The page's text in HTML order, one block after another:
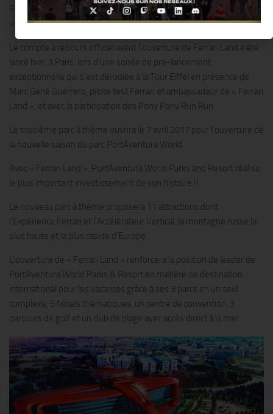
PortAventura World Parks & Resort a présenté hier soir son projet
« Ferrari Land ».
Le compte à rebours officiel avant l’ouverture de Ferrari Land a été
lancé hier, à Paris, lors d’une soirée de pré-lancement
exceptionnelle qui s’est déroulée à la Tour Eiffel en présence de
Marc Gené Guerrero, pilote test Ferrari et ambassadeur de « Ferrari
Land », et avec la participation des Pony Pony Run Run.
Le troisième parc à thème ouvrira le 7 avril 2017 pour l’ouverture de
la nouvelle saison du parc PortAventura World.
Avec « Ferrari Land », PortAventura World Parks and Resort réalise
le plus important investissement de son histoire !!
Le nouveau parc à thème proposera 11 attractions dont
l’Expérience Ferrari et l’Accélérateur Vertical, la montagne russe la
plus haute et la plus rapide d’Europe.
L’ouverture de « Ferrari Land » renforcera la position de leader de
PortAventura World Parks & Resort en matière de destination
international pour les vacances grâce à ses 3 parcs en un seul
complexe, 5 hôtels thématiques, un centre de convention, 3
parcours de golf et un club de plage avec accès direct à la mer.